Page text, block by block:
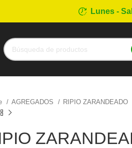
Lunes -
AGREGADOS RIPIO ZARANDEADO